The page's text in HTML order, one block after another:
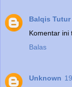
Balqis Tutur
Komentar ini
Balas
Unknown